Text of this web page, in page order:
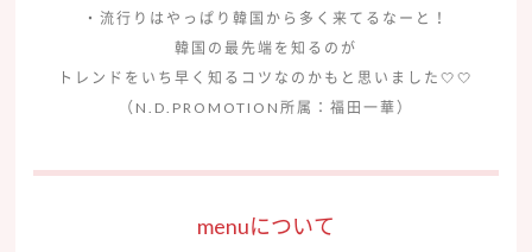
・流行りはやっぱり韓国から多く来てるなーと！
韓国の最先端を知るのが
トレンドをいち早く知るコツなのかもと思いました🤍🤍
（N.D.PROMOTION所属：福田一華）
menuについて